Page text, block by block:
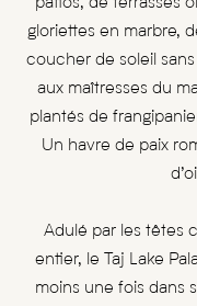
gloriettes en marbre,
coucher de soleil
aux maîtresses du
plantés de
Un havre de paix
Adulé par les têtes
entier, le Taj Lake
moins une fois dans